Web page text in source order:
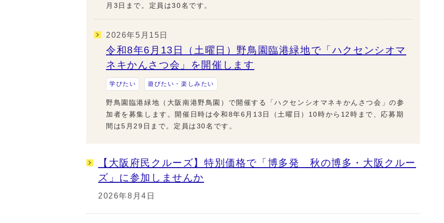
月3日まで。定員は30名です。
2026年5月15日
令和8年6月13日（土曜日）野鳥園臨港緑地で「ハクセンシオマ
ネキかんさつ会」を開催します
学びたい 遊びたい・楽しみたい
野鳥園臨港緑地（大阪南港野鳥園）で開催する「ハクセンシオマネキかんさつ会」の参
加者を募集します。開催日時は令和8年6月13日（土曜日）10時から12時まで、応募期
間は5月29日まで。定員は30名です。
【大阪府民クルーズ】特別価格で「博多発 秋の博多・大阪クルー
ズ」に参加しませんか
2026年8月4日